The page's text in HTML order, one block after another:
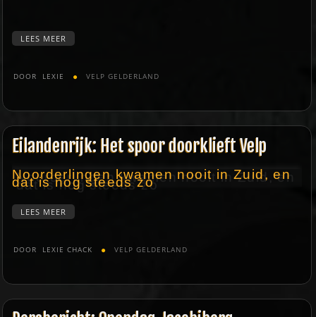
LEES MEER
DOOR LEXIE VELP GELDERLAND
Eilandenrijk: Het spoor doorklieft Velp
Noorderlingen kwamen nooit in Zuid, en
dat is nog steeds zo
LEES MEER
DOOR LEXIE CHACK VELP GELDERLAND